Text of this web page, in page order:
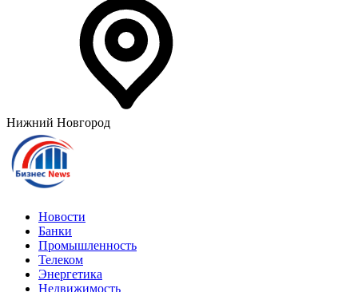
Нижний Новгород
Новости
Банки
Промышленность
Телеком
Энергетика
Недвижимость